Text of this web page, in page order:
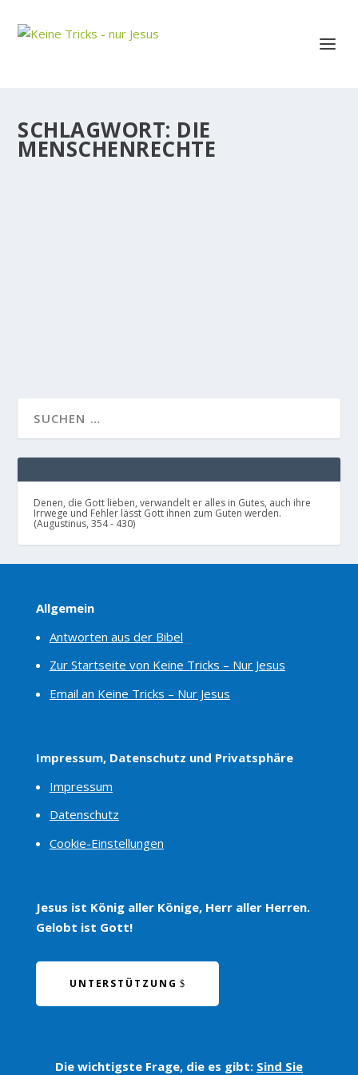
SCHLAGWORT: DIE
MENSCHENRECHTE
Denen, die Gott lieben, verwandelt er alles in Gutes, auch ihre
Irrwege und Fehler lässt Gott ihnen zum Guten werden.
(Augustinus, 354 - 430)
Allgemein
Antworten aus der Bibel
Zur Startseite von Keine Tricks – Nur Jesus
Email an Keine Tricks – Nur Jesus
Impressum, Datenschutz und Privatsphäre
Impressum
Datenschutz
Cookie-Einstellungen
Jesus ist König aller Könige, Herr aller Herren.
Gelobt ist Gott!
UNTERSTÜTZUNG
Die wichtigste Frage, die es gibt: Sind Sie